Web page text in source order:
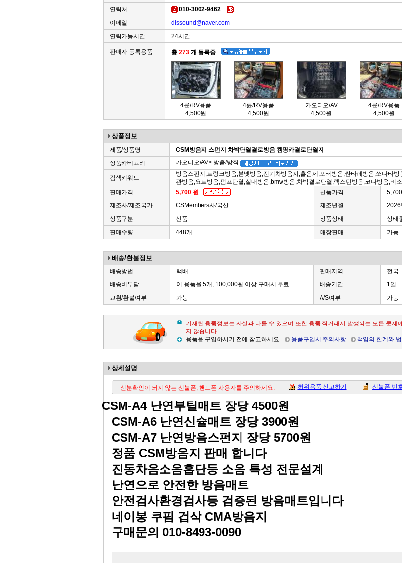
연락처
010-3002-9462
이메일
dlssound@naver.com
연락가능시간
24시간
판매자 등록용품 총 273개 등록중
4륜/RV용품
4,500원
4륜/RV용품
4,500원
카오디오/AV
4,500원
4륜/RV용품
4,500원
상품정보
제품/상품명
CSM방음지 스펀지 차박단열결로방음 켐핑카결로단열지
상품카테고리
카오디오/AV> 방음/방직
검색키워드
방음스펀지,트렁크방음,본넷방음,전기차방음지,흡음제,포터방음,싼타페방음,쏘나타
관방음,요트방음,펌프단열,실내방음,bmw방음,차박결로단열,랙스턴방음,코나방음,비소
판매가격
5,700 원 신품가격
제조사/제조국가
CSMembers사/국산 제조년월
2026
상품구분
신품 상품상태
상태
판매수량
448개 매장판매 가능
배송/환불정보
배송방법 택배 판매지역
전국
배송비부담
이 용품을 5개, 100,000원 이상 구매시 무료 배송기간
1일
교환/환불여부
가능 A/S여부 가능
기재된 용품정보는 사실과 다를 수 있으며 또한 용품 직거래시 발생되는 모든 문제
지 않습니다.
용품을 구입하시기 전에 참고하세요.
용품구입시 주의사항 책임의 한계와 법
상세설명
신분확인이 되지 않는 선불폰, 핸드폰 사용자를 주의하세요. 허위용품 신고하기 선불폰 번
CSM-A4 난연부틸매트 장당 4500원
CSM-A6 난연신슐매트 장당 3900원
CSM-A7 난연방음스펀지 장당 5700원
정품 CSM방음지 판매 합니다
진동차음소음흡단등 소음 특성 전문설계
난연으로 안전한 방음매트
안전검사환경검사등 검증된 방음매트입니다
네이봉 쿠핌 겁삭 CMA방음지
구매문의 010-8493-0090